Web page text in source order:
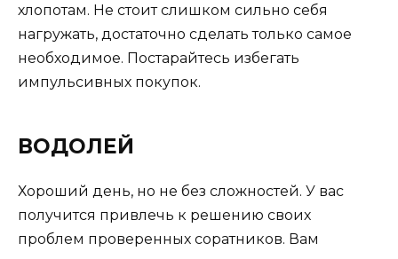
хлопотам. Не стоит слишком сильно себя
нагружать, достаточно сделать только самое
необходимое. Постарайтесь избегать
импульсивных покупок.
ВОДОЛЕЙ
Хороший день, но не без сложностей. У вас
получится привлечь к решению своих
проблем проверенных соратников. Вам